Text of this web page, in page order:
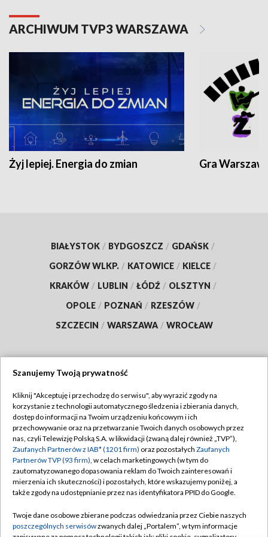
ARCHIWUM TVP3 WARSZAWA
Żyj lepiej. Energia do zmian Gra
BIAŁYSTOK / BYDGOSZCZ / GDAŃSK /
GORZÓW WLKP. / KATOWICE / KIELCE /
KRAKÓW / LUBLIN / ŁÓDŹ / OLSZTYN /
OPOLE / POZNAŃ / RZESZÓW /
SZCZECIN / WARSZAWA / WROCŁAW
TVP
Abonament TVP
Emisja w TVP
Centrum informacji TVP
Naziemna Telewizja Cyfrowa
Rada Programowa
Regulamin TVP
Polityka prywatności
Moje zgody
Pomoc
Kontakt
Szanujemy Twoją prywatność
Kliknij "Akceptuję i przechodzę do serwisu", aby wyrazić zgody na
korzystanie z technologii automatycznego śledzenia i zbierania danych,
dostęp do informacji na Twoim urządzeniu końcowym i ich
przechowywanie oraz na przetwarzanie Twoich danych osobowych przez
nas, czyli Telewizję Polską S.A. w likwidacji (zwaną dalej również „TVP”),
Zaufanych Partnerów z IAB* (1201 firm) oraz pozostałych Zaufanych
Partnerów TVP (93 firm), w celach marketingowych (w tym do
zautomatyzowanego dopasowania reklam do Twoich zainteresowań i
mierzenia ich skuteczności) i pozostałych, które wskazujemy poniżej, a
także zgody na udostępnianie przez nas identyfikatora PPID do Google.
Twoje dane osobowe zbierane podczas odwiedzania przez Ciebie naszych
poszczególnych serwisówzwanych dalej „Portalem”, w tym informacje